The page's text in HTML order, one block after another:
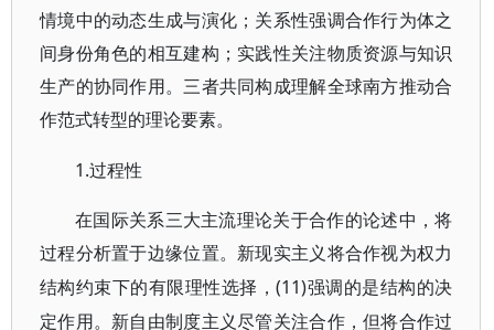
情境中的动态生成与演化；关系性强调合作行为体之
间身份角色的相互建构；实践性关注物质资源与知识
生产的协同作用。三者共同构成理解全球南方推动合
作范式转型的理论要素。
1.过程性
在国际关系三大主流理论关于合作的论述中，将
过程分析置于边缘位置。新现实主义将合作视为权力
结构约束下的有限理性选择，(11)强调的是结构的决
定作用。新自由制度主义尽管关注合作，但将合作过